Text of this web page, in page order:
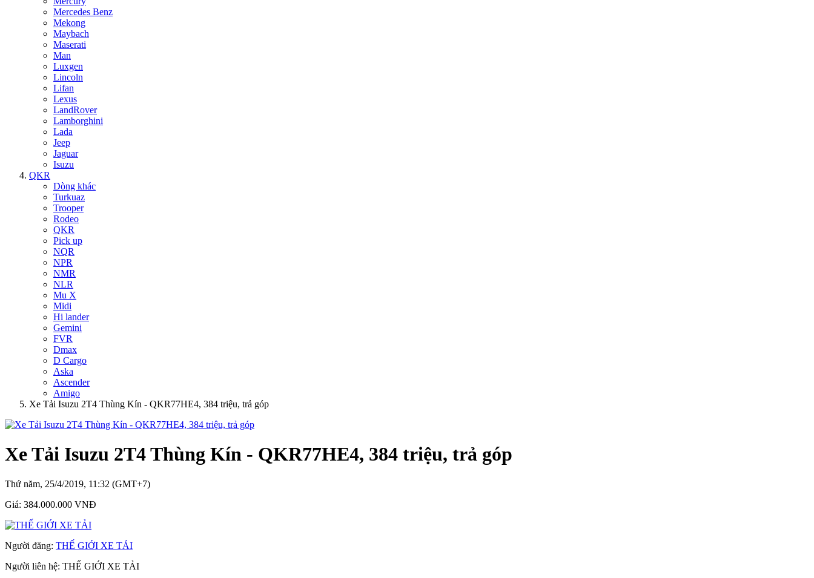
Mercedes Benz
Mekong
Maybach
Maserati
Man
Luxgen
Lincoln
Lifan
Lexus
LandRover
Lamborghini
Lada
Jeep
Jaguar
Isuzu
QKR
Dòng khác
Turkuaz
Trooper
Rodeo
QKR
Pick up
NQR
NPR
NMR
NLR
Mu X
Midi
Hi lander
Gemini
FVR
Dmax
D Cargo
Aska
Ascender
Amigo
Xe Tải Isuzu 2T4 Thùng Kín - QKR77HE4, 384 triệu, trả góp
Xe Tải Isuzu 2T4 Thùng Kín - QKR77HE4, 384 triệu, trả góp
Thứ năm, 25/4/2019, 11:32 (GMT+7)
Giá: 384.000.000 VNĐ
Người đăng: THẾ GIỚI XE TẢI
Người liên hệ: THẾ GIỚI XE TẢI